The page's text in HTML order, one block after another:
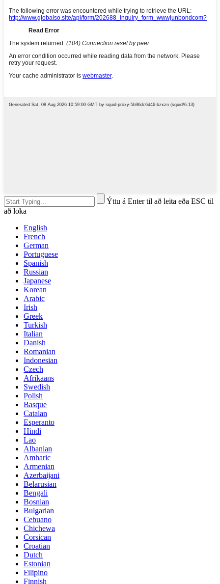
Ýttu á Enter til að leita eða ESC til
að loka
English
French
German
Portuguese
Spanish
Russian
Japanese
Korean
Arabic
Irish
Greek
Turkish
Italian
Danish
Romanian
Indonesian
Czech
Afrikaans
Swedish
Polish
Basque
Catalan
Esperanto
Hindi
Lao
Albanian
Amharic
Armenian
Azerbaijani
Belarusian
Bengali
Bosnian
Bulgarian
Cebuano
Chichewa
Corsican
Croatian
Dutch
Estonian
Filipino
Finnish